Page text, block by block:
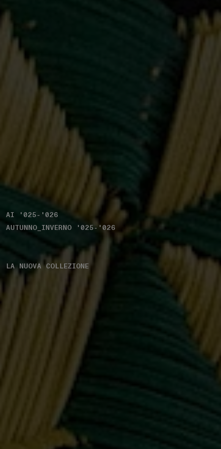
AI '025-'026
AUTUNNO_INVERNO '025-'026
LA NUOVA COLLEZIONE